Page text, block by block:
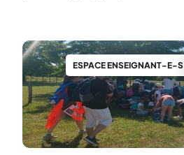
ESPACE ENSEIGNANT-E-S